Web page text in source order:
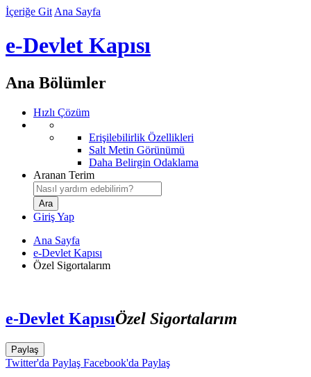
İçeriğe Git Ana Sayfa
e-Devlet Kapısı
Ana Bölümler
Hızlı Çözüm
Erişilebilirlik Özellikleri
Salt Metin Görünümü
Daha Belirgin Odaklama
Aranan Terim
Giriş Yap
Ana Sayfa
e-Devlet Kapısı
Özel Sigortalarım
e-Devlet KapısıÖzel Sigortalarım
Paylaş
Twitter'da Paylaş Facebook'da Paylaş